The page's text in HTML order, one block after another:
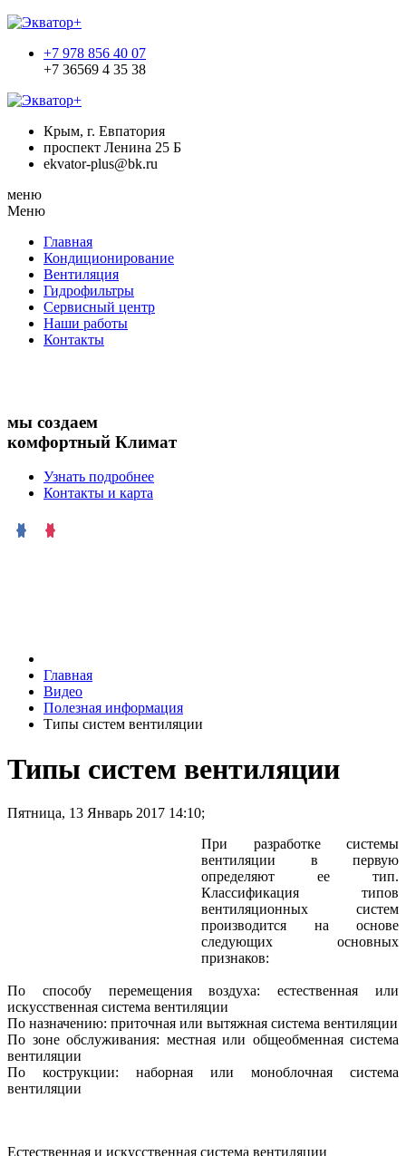
+7 978 856 40 07
+7 36569 4 35 38
Крым, г. Евпатория
проспект Ленина 25 Б
ekvator-plus@bk.ru
меню
Меню
Главная
Кондиционирование
Вентиляция
Гидрофильтры
Сервисный центр
Наши работы
Контакты
мы создаем
комфортный Климат
Узнать подробнее
Контакты и карта
Главная
Видео
Полезная информация
Типы систем вентиляции
Типы систем вентиляции
Пятница, 13 Январь 2017 14:10;
При разработке системы
вентиляции в первую
определяют ее тип.
Классификация типов
вентиляционных систем
производится на основе
следующих основных
признаков:
По способу перемещения воздуха: естественная или
искусственная система вентиляции
По назначению: приточная или вытяжная система вентиляции
По зоне обслуживания: местная или общеобменная система
вентиляции
По кострукции: наборная или моноблочная система
вентиляции
Естественная и искусственная система вентиляции